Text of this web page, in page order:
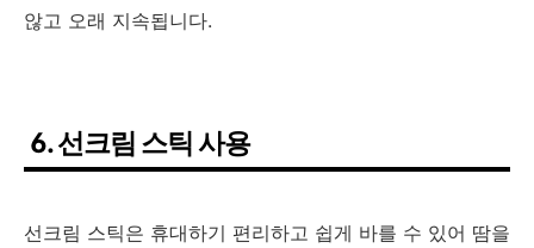
않고 오래 지속됩니다.
6. 선크림 스틱 사용
선크림 스틱은 휴대하기 편리하고 쉽게 바를 수 있어 땀을